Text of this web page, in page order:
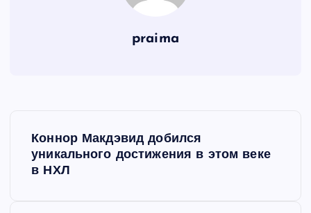
praima
Коннор Макдэвид добился
уникального достижения в этом веке
в НХЛ